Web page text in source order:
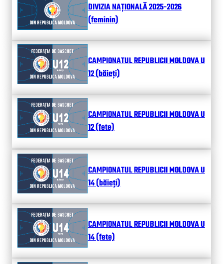
DIVIZIA NAȚIONALĂ 2025-2026
(feminin)
CAMPIONATUL REPUBLICII MOLDOVA U
12 (băieți)
CAMPIONATUL REPUBLICII MOLDOVA U
12 (fete)
CAMPIONATUL REPUBLICII MOLDOVA U
14 (băieți)
CAMPIONATUL REPUBLICII MOLDOVA U
14 (fete)